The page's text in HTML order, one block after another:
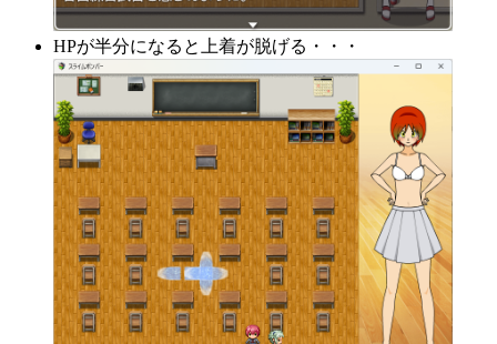
HPが半分になると上着が脱げる・・・